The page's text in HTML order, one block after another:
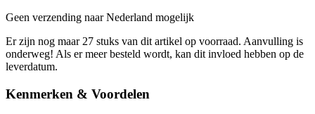
Geen verzending naar Nederland mogelijk
Er zijn nog maar 27 stuks van dit artikel op voorraad. Aanvulling is
onderweg! Als er meer besteld wordt, kan dit invloed hebben op de
leverdatum.
Kenmerken & Voordelen